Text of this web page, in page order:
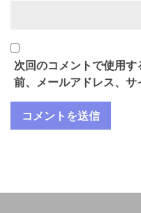
次回のコメントで使用
前、メールアドレス、サ